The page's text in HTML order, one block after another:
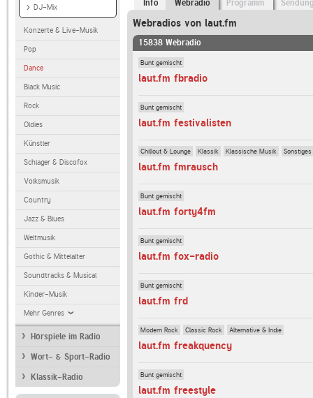
DJ-Mix
Konzerte & Live-Musik
Pop
Dance
Black Music
Rock
Oldies
Künstler
Schlager & Discofox
Volksmusik
Country
Jazz & Blues
Weltmusik
Gothic & Mittelalter
Soundtracks & Musical
Kinder-Musik
Mehr Genres
Hörspiele im Radio
Wort- & Sport-Radio
Klassik-Radio
Info Webradio Programm
Webradios von laut.fm
15838 Webradio
Bunt gemischt
laut.fm fbradio
Bunt gemischt
laut.fm festivalisten
Chillout & Lounge Klassik Klassische Musik Sonstiges
laut.fm fmrausch
Bunt gemischt
laut.fm forty4fm
Bunt gemischt
laut.fm fox-radio
Bunt gemischt
laut.fm frd
Modern Rock Classic Rock Alternative & Indie
laut.fm freakquency
Bunt gemischt
laut.fm freestyle